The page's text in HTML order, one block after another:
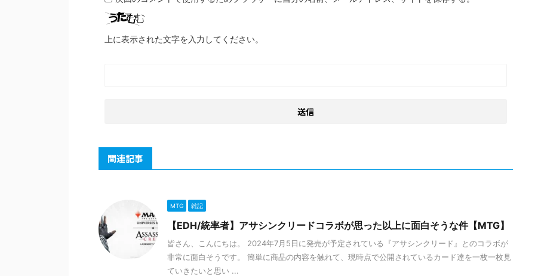
上に表示された文字を入力してください。
関連記事
MTG 雑記
【EDH/統率者】アサシンクリードコラボが思った以上に面白そうな件【MTG】
皆さん、こんにちは。 2024年7月5日に発売が予定されている『アサシンクリード』とのコラボが
非常に面白そうです。 簡単に商品の内容を触れて、現時点で公開されているカード達を一枚一枚見
ていきたいと思い ...